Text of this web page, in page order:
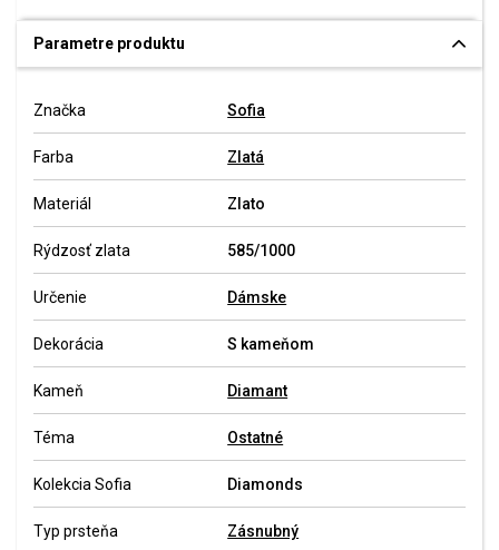
Parametre produktu
Značka Sofia
Farba Zlatá
Materiál Zlato
Rýdzosť zlata 585/1000
Určenie Dámske
Dekorácia S kameňom
Kameň Diamant
Téma Ostatné
Kolekcia Sofia Diamonds
Typ prsteňa Zásnubný